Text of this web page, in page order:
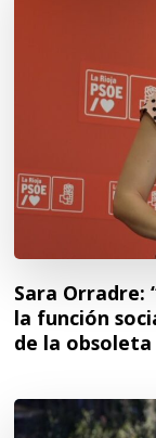
Sara Orradre:
la función
de la obsoleta